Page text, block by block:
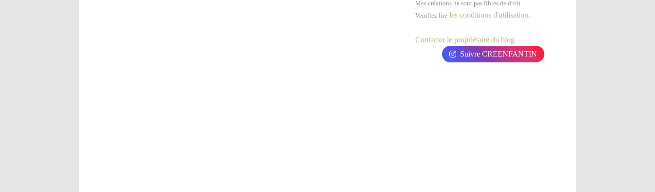
Mes créations ne sont pas libres de droit.
Veuillez lire les conditions d'utilisation.
Contacter le propriétaire du blog
Suivre CREENFANTIN